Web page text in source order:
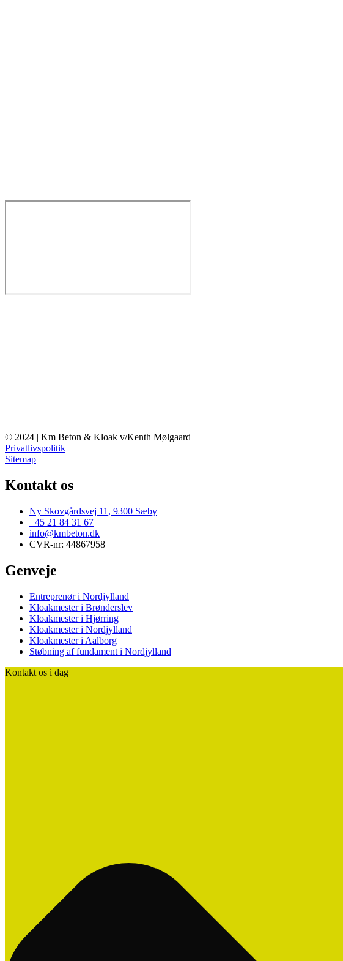
© 2024 | Km Beton & Kloak v/Kenth Mølgaard
Privatlivspolitik
Sitemap
Kontakt os
Ny Skovgårdsvej 11, 9300 Sæby
+45 21 84 31 67
info@kmbeton.dk
CVR-nr: 44867958
Genveje
Entreprenør i Nordjylland
Kloakmester i Brønderslev
Kloakmester i Hjørring
Kloakmester i Nordjylland
Kloakmester i Aalborg
Støbning af fundament i Nordjylland
Kontakt os i dag